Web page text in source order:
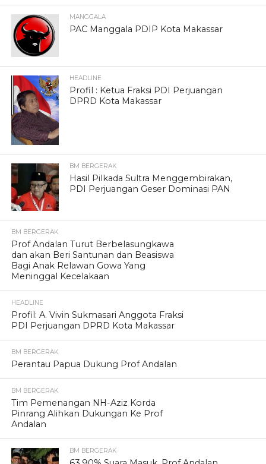
MANGGALA
PAC Manggala PDIP Kota Makassar
HEADLINE
Profil : Ketua Fraksi PDI Perjuangan
DPRD Kota Makassar
BM BERGERAK
Hasil Pilkada Sultra Menggembirakan,
PDI Perjuangan Geser Dominasi PAN
BM BERGERAK
Prof Andalan Turut Berbelasungkawa
dan akan Beri Santunan dan Beasiswa
Bagi Anak Relawan Gowa Yang
Meninggal Kecelakaan
HEADLINE
Profil: A. Vivin Sukmasari Anggota Fraksi
PDI Perjuangan DPRD Kota Makassar
BM BERGERAK
Perantau Papua Dukung Prof Andalan
BM BERGERAK
Tim Pemenangan NH-Aziz Korda
Pinrang Alihkan Dukungan Ke Prof
Andalan
BM BERGERAK